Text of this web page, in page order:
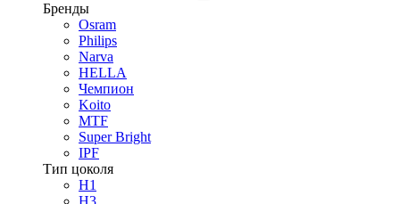
Бренды
Osram
Philips
Narva
HELLA
Чемпион
Koito
MTF
Super Bright
IPF
Тип цоколя
H1
H3